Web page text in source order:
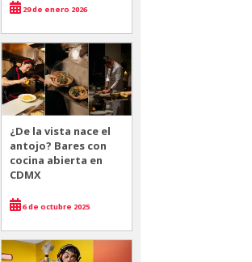
29 de enero 2026
¿De la vista nace el
antojo? Bares con
cocina abierta en
CDMX
6 de octubre 2025